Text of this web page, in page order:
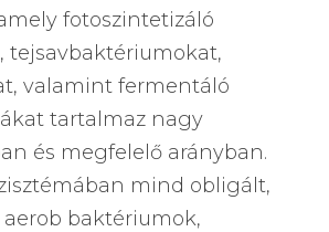
fotoszintetizáló
tejsavbaktériumokat,
valamint fermentáló
tartalmaz nagy
és megfelelő arányban.
mind obligált,
baktériumok,